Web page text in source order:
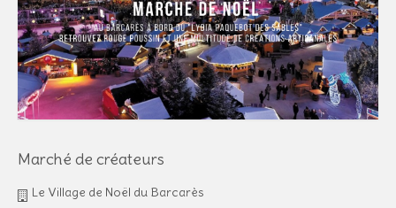
Marché de créateurs
Le Village de Noël du Barcarès